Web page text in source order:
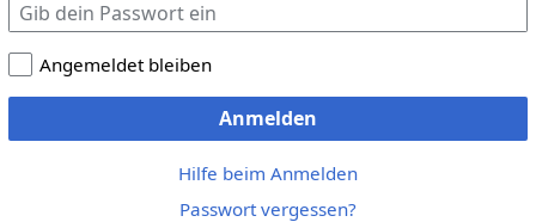
Angemeldet bleiben
Anmelden
Hilfe beim Anmelden
Passwort vergessen?